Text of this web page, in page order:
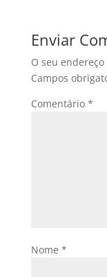
Enviar
O seu
Campos
Comentário *
Nome *